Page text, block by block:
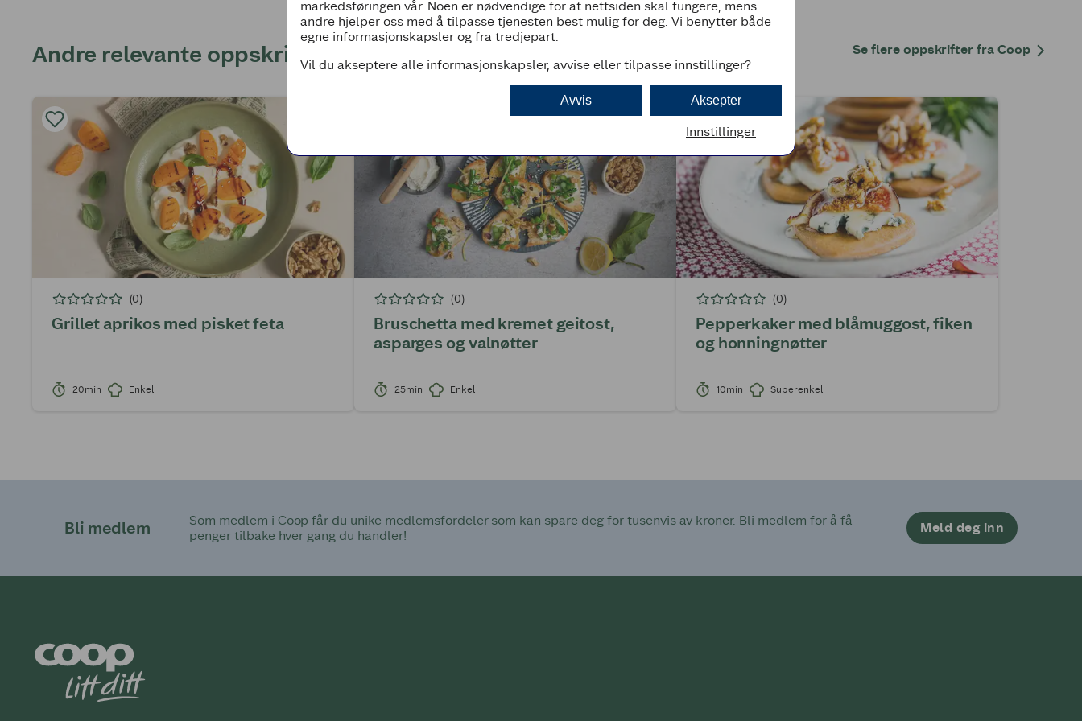
Andre relevante oppskrifter Se flere oppskrifter fra Coop
(0)
Grillet aprikos med pisket feta
20min Enkel
(0)
Bruschetta med kremet geitost,
asparges og valnøtter
25min Enkel
(0)
Pepperkaker med blåmuggost, fiken
og honningnøtter
10min Superenkel
Bli medlem
Som medlem i Coop får du unike medlemsfordeler som kan spare deg for tusenvis av kroner. Bli medlem for å få
penger tilbake hver gang du handler!
Meld deg inn
markedsføringen vår. Noen er nødvendige for at nettsiden skal fungere, mens
andre hjelper oss med å tilpasse tjenesten best mulig for deg. Vi benytter både
egne informasjonskapsler og fra tredjepart.
Vil du akseptere alle informasjonskapsler, avvise eller tilpasse innstillinger?
Aksepter
Avvis
Innstillinger